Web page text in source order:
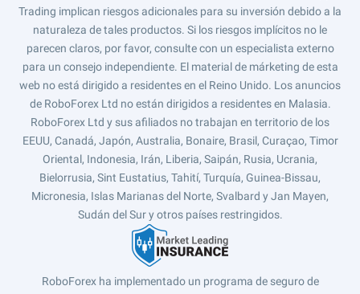
Trading implican riesgos adicionales para su inversión debido a la
naturaleza de tales productos. Si los riesgos implícitos no le
parecen claros, por favor, consulte con un especialista externo
para un consejo independiente. El material de márketing de esta
web no está dirigido a residentes en el Reino Unido. Los anuncios
de RoboForex Ltd no están dirigidos a residentes en Malasia.
RoboForex Ltd y sus afiliados no trabajan en territorio de los
EEUU, Canadá, Japón, Australia, Bonaire, Brasil, Curaçao, Timor
Oriental, Indonesia, Irán, Liberia, Saipán, Rusia, Ucrania,
Bielorrusia, Sint Eustatius, Tahití, Turquía, Guinea-Bissau,
Micronesia, Islas Marianas del Norte, Svalbard y Jan Mayen,
Sudán del Sur y otros países restringidos.
RoboForex ha implementado un programa de seguro de